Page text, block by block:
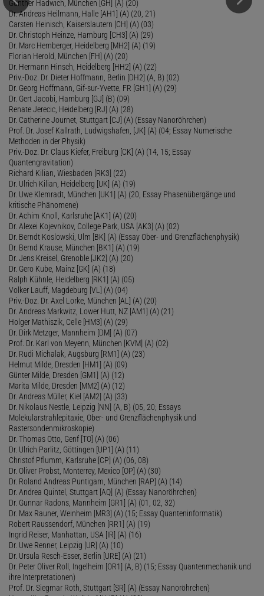
Gunther Hadwich, München [GH] (A) (20)
Dr. Andreas Heilmann, Halle [AH1] (A) (20, 21)
Carsten Heinisch, Kaiserslautern [CH] (A) (03)
Dr. Christoph Heinze, Hamburg [CH3] (A) (29)
Dr. Marc Hemberger, Heidelberg [MH2] (A) (19)
Florian Herold, München [FH] (A) (20)
Dr. Hermann Hinsch, Heidelberg [HH2] (A) (22)
Priv.-Doz. Dr. Dieter Hoffmann, Berlin [DH2] (A, B) (02)
Dr. Georg Hoffmann, Gif-sur-Yvette, FR [GH1] (A) (29)
Dr. Gert Jacobi, Hamburg [GJ] (B) (09)
Renate Jerecic, Heidelberg [RJ] (A) (28)
Dr. Catherine Journet, Stuttgart [CJ] (A) (Essay Nanoröhrchen)
Prof. Dr. Josef Kallrath, Ludwigshafen, [JK] (A) (04; Essay Numerische
Methoden in der Physik)
Priv.-Doz. Dr. Claus Kiefer, Freiburg [CK] (A) (14, 15; Essay
Quantengravitation)
Richard Kilian, Wiesbaden [RK3] (22)
Dr. Ulrich Kilian, Heidelberg [UK] (A) (19)
Dr. Uwe Klemradt, München [UK1] (A) (20, Essay Phasenübergänge und
kritische Phänomene)
Dr. Achim Knoll, Karlsruhe [AK1] (A) (20)
Dr. Alexei Kojevnikov, College Park, USA [AK3] (A) (02)
Dr. Berndt Koslowski, Ulm [BK] (A) (Essay Ober- und Grenzflächenphysik)
Dr. Bernd Krause, München [BK1] (A) (19)
Dr. Jens Kreisel, Grenoble [JK2] (A) (20)
Dr. Gero Kube, Mainz [GK] (A) (18)
Ralph Kühnle, Heidelberg [RK1] (A) (05)
Volker Lauff, Magdeburg [VL] (A) (04)
Priv.-Doz. Dr. Axel Lorke, München [AL] (A) (20)
Dr. Andreas Markwitz, Lower Hutt, NZ [AM1] (A) (21)
Holger Mathiszik, Celle [HM3] (A) (29)
Dr. Dirk Metzger, Mannheim [DM] (A) (07)
Prof. Dr. Karl von Meyenn, München [KVM] (A) (02)
Dr. Rudi Michalak, Augsburg [RM1] (A) (23)
Helmut Milde, Dresden [HM1] (A) (09)
Günter Milde, Dresden [GM1] (A) (12)
Marita Milde, Dresden [MM2] (A) (12)
Dr. Andreas Müller, Kiel [AM2] (A) (33)
Dr. Nikolaus Nestle, Leipzig [NN] (A, B) (05, 20; Essays
Molekularstrahlepitaxie, Ober- und Grenzflächenphysik und
Rastersondenmikroskopie)
Dr. Thomas Otto, Genf [TO] (A) (06)
Dr. Ulrich Parlitz, Göttingen [UP1] (A) (11)
Christof Pflumm, Karlsruhe [CP] (A) (06, 08)
Dr. Oliver Probst, Monterrey, Mexico [OP] (A) (30)
Dr. Roland Andreas Puntigam, München [RAP] (A) (14)
Dr. Andrea Quintel, Stuttgart [AQ] (A) (Essay Nanoröhrchen)
Dr. Gunnar Radons, Mannheim [GR1] (A) (01, 02, 32)
Dr. Max Rauner, Weinheim [MR3] (A) (15; Essay Quanteninformatik)
Robert Raussendorf, München [RR1] (A) (19)
Ingrid Reiser, Manhattan, USA [IR] (A) (16)
Dr. Uwe Renner, Leipzig [UR] (A) (10)
Dr. Ursula Resch-Esser, Berlin [URE] (A) (21)
Dr. Peter Oliver Roll, Ingelheim [OR1] (A, B) (15; Essay Quantenmechanik und
ihre Interpretationen)
Prof. Dr. Siegmar Roth, Stuttgart [SR] (A) (Essay Nanoröhrchen)